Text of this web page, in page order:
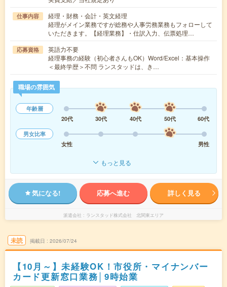
仕事内容
経理・財務・会計・英文経理
経理がメイン業務ですが総務や人事労務業務もフォローして
いただきます。【経理業務】・仕訳入力、伝票処理…
応募資格
英語力不要
経理事務の経験（初心者さんもOK）Word/Excel：基本操作
＜最終学歴＞不問 ランスタッドは、き…
職場の雰囲気
年齢層
20代
30代 40代 50代
60代
男女比率
女性
男性
もっと見る
気になる! 応募へ進む 詳しく見る
派遣会社 ランスタッド株式会社 北関東エリア
未読 掲載日 2026/07/24
【10月～】未経験OK！市役所・マイナンバー
カード更新窓口業務│9時始業